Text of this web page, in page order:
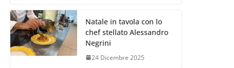
Natale in tavola con lo
chef stellato Alessandro
Negrini
24 Dicembre 2025